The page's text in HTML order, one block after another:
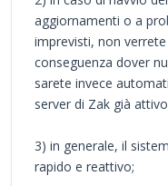
aggiornamenti o a
imprevisti, non
conseguenza dover
sarete invece
server di Zak già
3) in generale, il
rapido e reattivo;